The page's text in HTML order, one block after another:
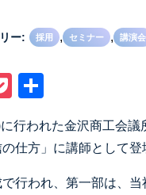
ー: 採用 , セミナー , 講演会
Pocket
行われた金沢商工会
仕方」に講師として登
行われ、第一部は、